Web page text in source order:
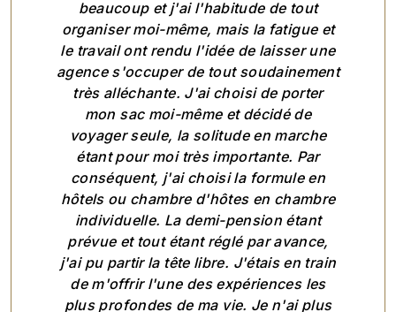
beaucoup et j'ai l'habitude de tout
organiser moi-même, mais la fatigue et
le travail ont rendu l'idée de laisser une
agence s'occuper de tout soudainement
très alléchante. J'ai choisi de porter
mon sac moi-même et décidé de
voyager seule, la solitude en marche
étant pour moi très importante. Par
conséquent, j'ai choisi la formule en
hôtels ou chambre d'hôtes en chambre
individuelle. La demi-pension étant
prévue et tout étant réglé par avance,
j'ai pu partir la tête libre. J'étais en train
de m'offrir l'une des expériences les
plus profondes de ma vie. Je n'ai plus